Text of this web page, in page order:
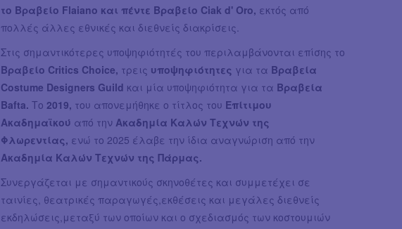
το Βραβείο Flaiano και πέντε Βραβείο Ciak d' Oro, εκτός από
πολλές άλλες εθνικές και διεθνείς διακρίσεις.
Στις σημαντικότερες υποψηφιότητές του περιλαμβάνονται επίσης το
Βραβείο Critics Choice, τρεις υποψηφιότητες για τα Βραβεία
Costume Designers Guild και μία υποψηφιότητα για τα Βραβεία
Bafta. Το 2019, του απονεμήθηκε ο τίτλος του Επίτιμου
Ακαδημαϊκού από την Ακαδημία Καλών Τεχνών της
Φλωρεντίας, ενώ το 2025 έλαβε την ίδια αναγνώριση από την
Ακαδημία Καλών Τεχνών της Πάρμας.
Συνεργάζεται με σημαντικούς σκηνοθέτες και συμμετέχει σε
ταινίες, θεατρικές παραγωγές,εκθέσεις και μεγάλες διεθνείς
εκδηλώσεις,μεταξύ των οποίων και ο σχεδιασμός των κοστουμιών